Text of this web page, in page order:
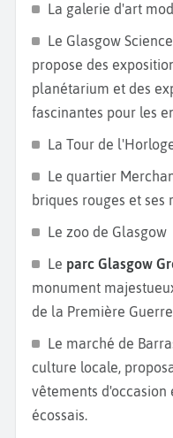
La galerie d'art
Le Glasgow
propose des
planétarium et des
fascinantes pour les
La Tour de
Le quartier
briques rouges et ses
Le zoo de Glasgow
Le parc Glasgow
monument
de la Première
Le marché de
culture locale,
vêtements
écossais.